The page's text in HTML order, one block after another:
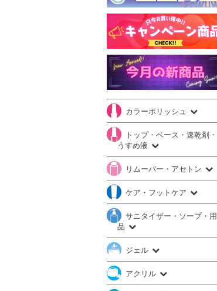
カラーポリッシュ
トップ・ベース・速乾剤・
うすめ液
リムーバー・アセトン
ケア・フットケア
サニタイザー・ソープ・用
品
ジェル
アクリル